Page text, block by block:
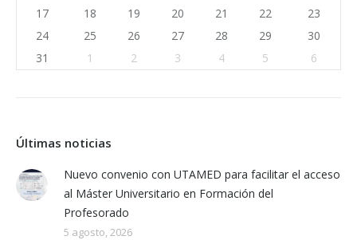
17
18 19 20 21 22
23
24
25 26 27 28 29
30
31
1 2 3 4 5 6
Últimas noticias
Nuevo convenio con UTAMED para facilitar el acceso
al Máster Universitario en Formación del
Profesorado
5 agosto, 2026